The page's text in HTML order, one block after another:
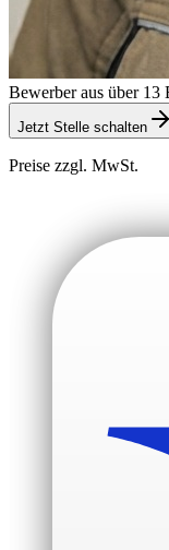
Bewerber aus über 13
Jetzt Stelle schalten
Preise zzgl. MwSt.